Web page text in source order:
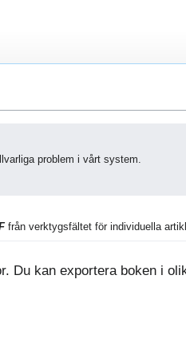
problem i vårt system.
från verktygsfältet för individuella
Du kan exportera boken i